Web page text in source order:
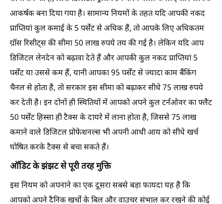
आकर्षक बना दिया गया है। सामान्य नियमों के तहत यदि आपकी नकद
प्राप्तियां कुल कमाई के 5 पर्सेंट से अधिक हैं, तो आपके लिए अधिकतम
ग्रॉस रिसीट्स की सीमा 50 लाख रुपये तय की गई है। लेकिन यदि आप
डिजिटल लेनदेन को बढ़ावा देते हैं और आपकी कुल नकद प्राप्तियां 5
पर्सेंट या उससे कम हैं, यानी आपका 95 पर्सेंट से ज्यादा काम बैंकिंग
चैनल से होता है, तो सरकार इस सीमा को बढ़ाकर सीधे 75 लाख रुपये
कर देती है। इन दोनों ही स्थितियों में आपको अपने कुल टर्नओवर का फ्लैट
50 पर्सेंट हिस्सा ही टैक्स के दायरे में लाना होता है, जिससे 75 लाख
कमाने वाले डिजिटल प्रोफेशनल्स भी अपनी आधी आय को सीधे खर्च
घोषित करके टैक्स से बचा सकते हैं।
ऑडिट के झंझट से पूरी तरह मुक्ति
इस नियम को अपनाने का एक दूसरा सबसे बड़ा फायदा यह है कि
आपको अपने दैनिक खर्चों के बिल और वाउचर संभाल कर रखने की कोई